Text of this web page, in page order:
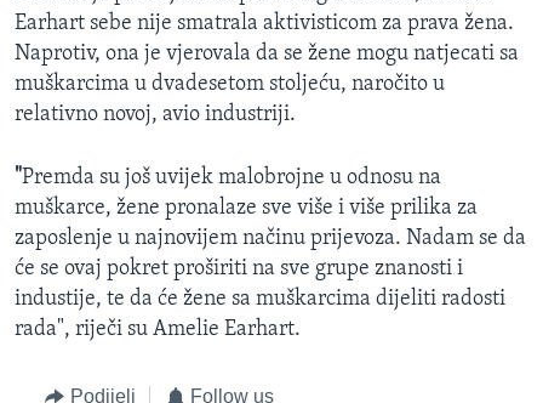
Earhart sebe nije smatrala aktivisticom za prava žena.
Naprotiv, ona je vjerovala da se žene mogu natjecati sa
muškarcima u dvadesetom stoljeću, naročito u
relativno novoj, avio industriji.
"Premda su još uvijek malobrojne u odnosu na
muškarce, žene pronalaze sve više i više prilika za
zaposlenje u najnovijem načinu prijevoza. Nadam se da
će se ovaj pokret proširiti na sve grupe znanosti i
industije, te da će žene sa muškarcima dijeliti radosti
rada", riječi su Amelie Earhart.
Podijeli Follow us